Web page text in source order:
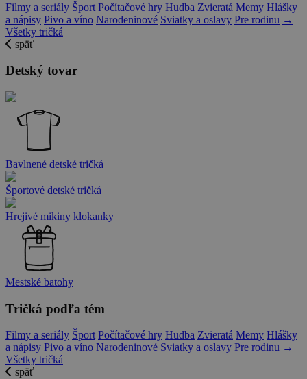
Filmy a seriály Šport Počítačové hry Hudba Zvieratá Memy Hlášky
a nápisy Pivo a víno Narodeninové Sviatky a oslavy Pre rodinu →
Všetky tričká
späť
Detský tovar
Bavlnené detské tričká
Športové detské tričká
Hrejivé mikiny klokanky
Mestské batohy
Tričká podľa tém
Filmy a seriály Šport Počítačové hry Hudba Zvieratá Memy Hlášky
a nápisy Pivo a víno Narodeninové Sviatky a oslavy Pre rodinu →
Všetky tričká
späť